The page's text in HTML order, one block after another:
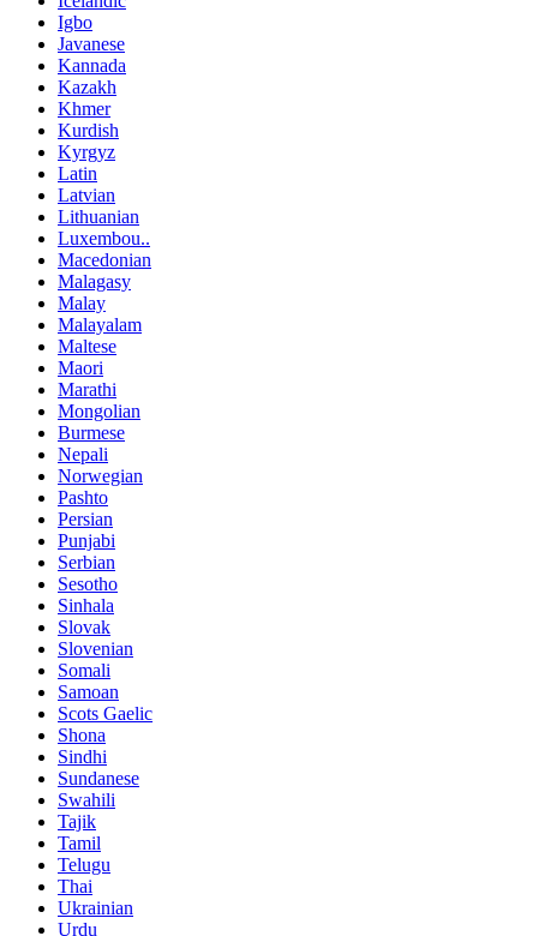
Igbo
Javanese
Kannada
Kazakh
Khmer
Kurdish
Kyrgyz
Latin
Latvian
Lithuanian
Luxembou..
Macedonian
Malagasy
Malay
Malayalam
Maltese
Maori
Marathi
Mongolian
Burmese
Nepali
Norwegian
Pashto
Persian
Punjabi
Serbian
Sesotho
Sinhala
Slovak
Slovenian
Somali
Samoan
Scots Gaelic
Shona
Sindhi
Sundanese
Swahili
Tajik
Tamil
Telugu
Thai
Ukrainian
Urdu